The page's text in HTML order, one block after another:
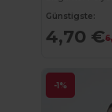
Günstigste:
4,70 €
-1%